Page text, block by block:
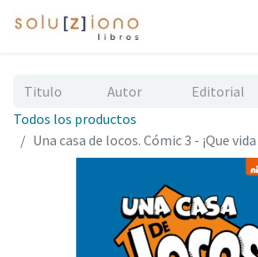
Todos los productos
Una casa de locos. Cómic 3 - ¡Que